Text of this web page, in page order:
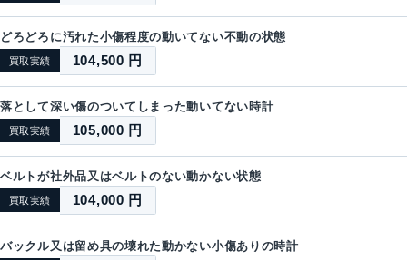
どろどろに汚れた小傷程度の動いてない不動の状態
買取実績 104,500 円
落として深い傷のついてしまった動いてない時計
買取実績 105,000 円
ベルトが社外品又はベルトのない動かない状態
買取実績 104,000 円
バックル又は留め具の壊れた動かない小傷ありの時計